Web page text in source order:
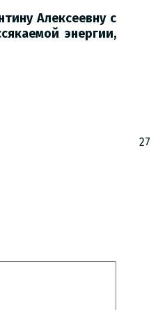
Алексеевну с
энергии,
27